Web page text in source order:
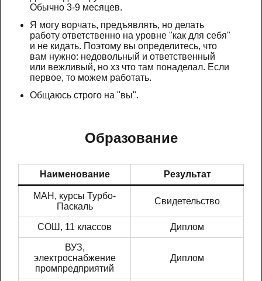
Обычно 3-9 месяцев.
Я могу ворчать, предъявлять, но делать
работу ответственно на уровне "как для себя"
и не кидать. Поэтому вы определитесь, что
вам нужно: недовольный и ответственный
или вежливый, но хз что там понаделал. Если
первое, то можем работать.
Общаюсь строго на "вы".
Образование
Наименование Результат
МАН, курсы Турбо-
Паскаль
Свидетельство
СОШ, 11 классов Диплом
ВУЗ,
электроснабжение
промпредприятий
Диплом